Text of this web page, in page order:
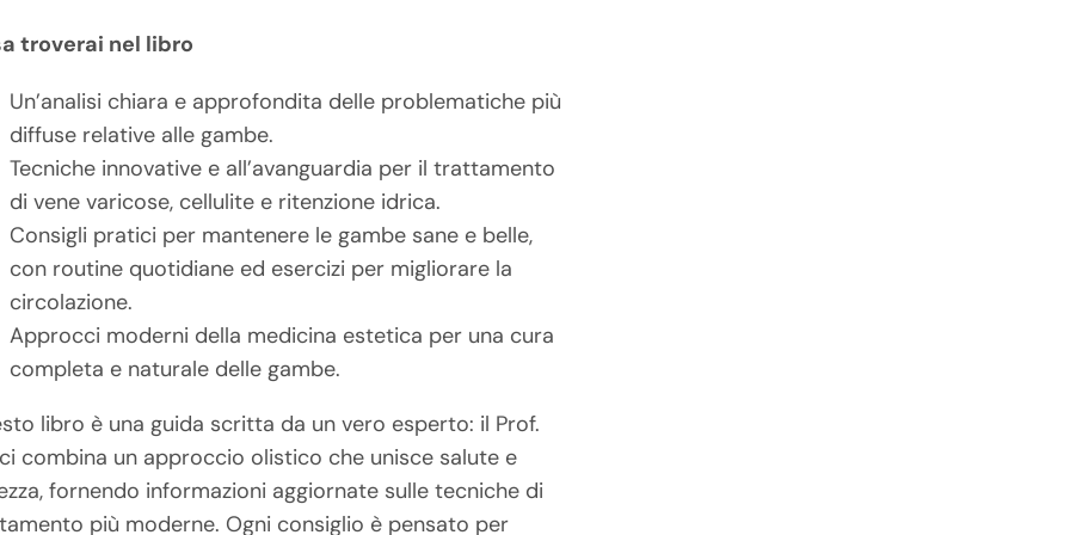
troverai nel libro
Un’analisi chiara e approfondita delle problematiche più
diffuse relative alle gambe.
Tecniche innovative e all’avanguardia per il trattamento
di vene varicose, cellulite e ritenzione idrica.
Consigli pratici per mantenere le gambe sane e belle,
con routine quotidiane ed esercizi per migliorare la
circolazione.
Approcci moderni della medicina estetica per una cura
completa e naturale delle gambe.
libro è una guida scritta da un vero esperto: il Prof.
combina un approccio olistico che unisce salute e
fornendo informazioni aggiornate sulle tecniche di
più moderne. Ogni consiglio è pensato per